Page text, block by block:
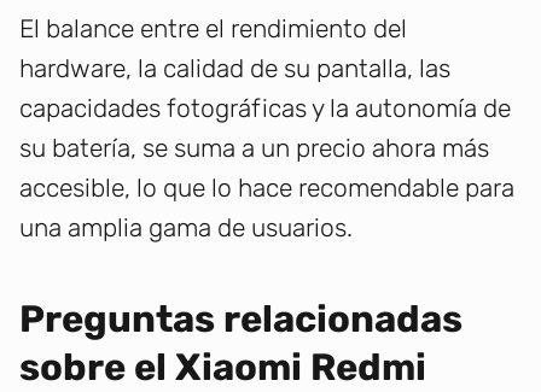
El balance entre el rendimiento del
hardware, la calidad de su pantalla, las
capacidades fotográficas y la autonomía de
su batería, se suma a un precio ahora más
accesible, lo que lo hace recomendable para
una amplia gama de usuarios.
Preguntas relacionadas
sobre el Xiaomi Redmi